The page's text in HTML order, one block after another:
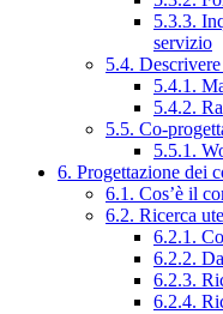
5.3.3.
servizio
5.4.
5.4.1.
5.4.2.
5.5. Co-
5.5.1.
6. Progettazione dei
6.1. Cos’è il
6.2. Ricerca
6.2.1.
6.2.2.
6.2.3.
6.2.4.